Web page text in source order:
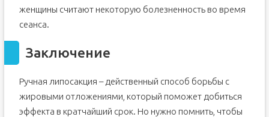
женщины считают некоторую болезненность во время
сеанса.
Заключение
Ручная липосакция – действенный способ борьбы с
жировыми отложениями, который поможет добиться
эффекта в кратчайший срок. Но нужно помнить, чтобы